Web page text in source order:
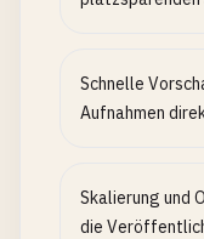
Schnelle
Aufnahmen
Skalierung und
die